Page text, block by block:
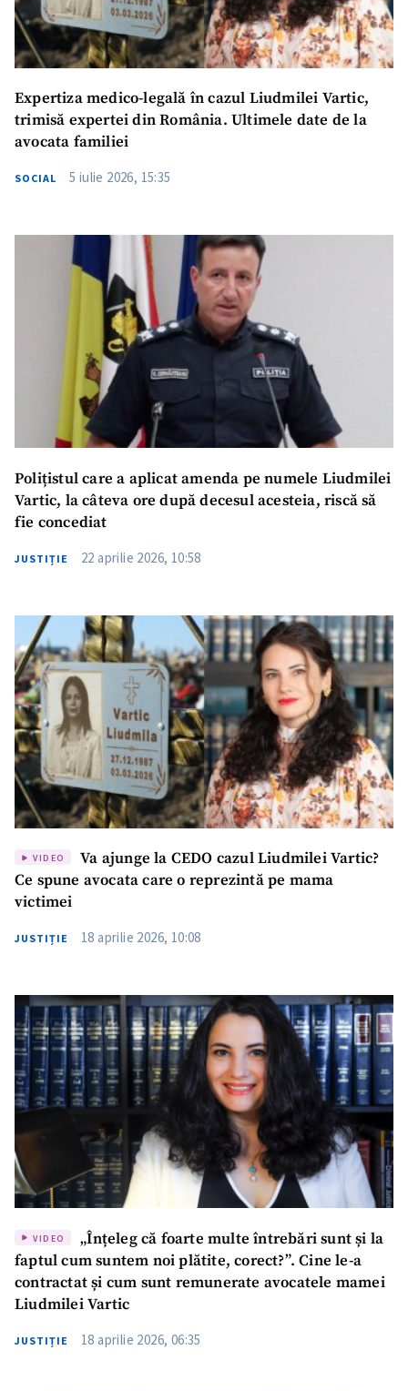
Expertiza medico-legală în cazul Liudmilei Vartic,
trimisă expertei din România. Ultimele date de la
avocata familiei
SOCIAL 5 iulie 2026, 15:35
Polițistul care a aplicat amenda pe numele Liudmilei
Vartic, la câteva ore după decesul acesteia, riscă să
fie concediat
JUSTIȚIE 22 aprilie 2026, 10:58
VIDEO
Va ajunge la CEDO cazul Liudmilei Vartic?
Ce spune avocata care o reprezintă pe mama
victimei
JUSTIȚIE 18 aprilie 2026, 10:08
VIDEO
„Înțeleg că foarte multe întrebări sunt și la
faptul cum suntem noi plătite, corect?”. Cine le-a
contractat și cum sunt remunerate avocatele mamei
Liudmilei Vartic
JUSTIȚIE 18 aprilie 2026, 06:35